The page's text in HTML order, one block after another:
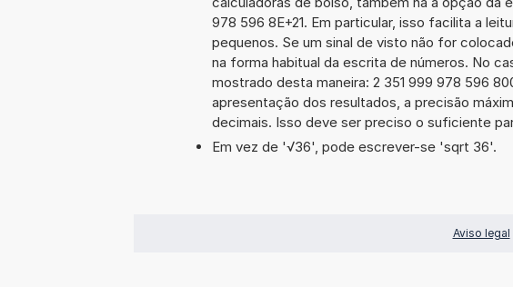
978 596 8E+21. Em particular, isso facilita a
pequenos. Se um sinal de visto não for
na forma habitual da escrita de números. No
mostrado desta maneira: 2 351 999 978 596
apresentação dos resultados, a precisão
decimais. Isso deve ser preciso o suficiente
Em vez de '√36', pode escrever-se 'sqrt 36'.
Aviso legal